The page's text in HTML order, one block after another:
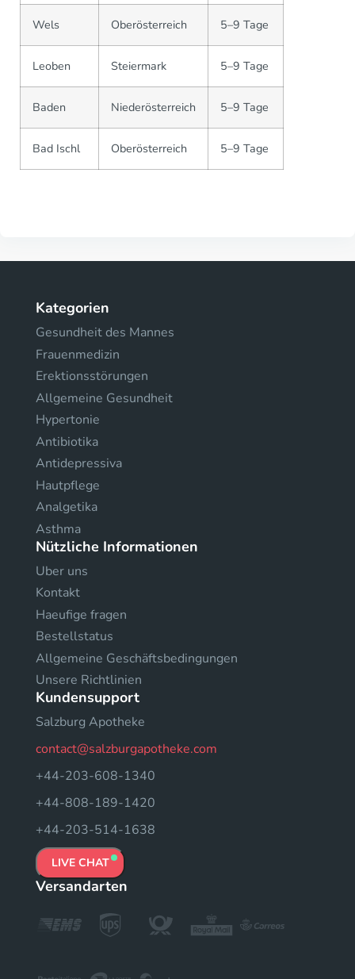
Wels Oberösterreich 5–9 Tage
Leoben Steiermark 5–9 Tage
Baden Niederösterreich 5–9 Tage
Bad Ischl Oberösterreich 5–9 Tage
Kategorien
Gesundheit des Mannes
Frauenmedizin
Erektionsstörungen
Allgemeine Gesundheit
Hypertonie
Antibiotika
Antidepressiva
Hautpflege
Analgetika
Asthma
Nützliche Informationen
Uber uns
Kontakt
Haeufige fragen
Bestellstatus
Allgemeine Geschäftsbedingungen
Unsere Richtlinien
Kundensupport
Salzburg Apotheke
contact@salzburgapotheke.com
+44-203-608-1340
+44-808-189-1420
+44-203-514-1638
LIVE CHAT
Versandarten